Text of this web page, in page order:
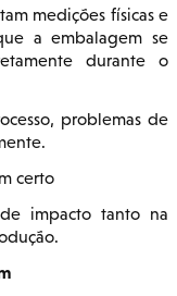
medições físicas e
a embalagem se
durante o
problemas de
certo
impacto tanto na